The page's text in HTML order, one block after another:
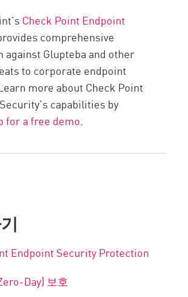
Check Point Endpoint
comprehensive
against Glupteba and other
to corporate endpoint
more about Check Point
capabilities by
for a free demo.
Endpoint Security Protection
Day) 보호